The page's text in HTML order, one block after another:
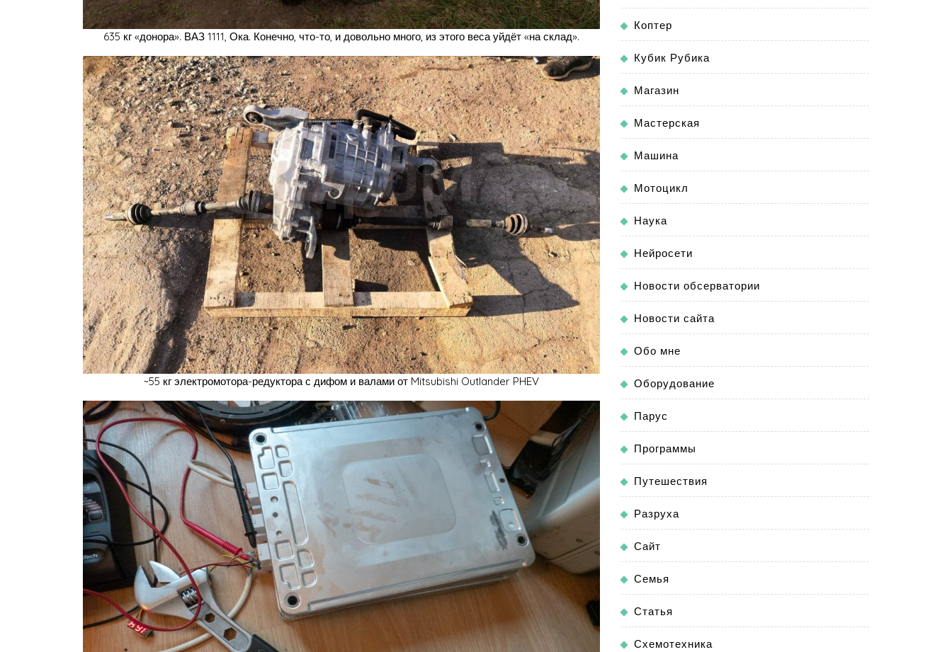
635 кг «донора». ВАЗ 1111, Ока. Конечно, что-то, и довольно много, из этого веса уйдёт «на склад».
~55 кг электромотора-редуктора с дифом и валами от Mitsubishi Outlander PHEV
Коптер
Кубик Рубика
Магазин
Мастерская
Машина
Мотоцикл
Наука
Нейросети
Новости обсерватории
Новости сайта
Обо мне
Оборудование
Парус
Программы
Путешествия
Разруха
Сайт
Семья
Статья
Схемотехника